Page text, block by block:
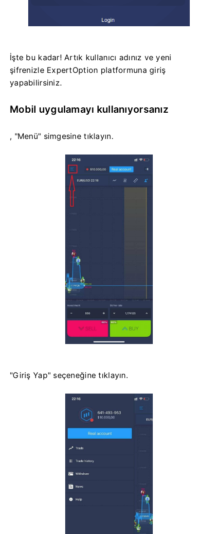
İşte bu kadar! Artık kullanıcı adınız ve yeni
şifrenizle ExpertOption platformuna giriş
yapabilirsiniz.
Mobil uygulamayı kullanıyorsanız
, "Menü" simgesine tıklayın.
"Giriş Yap" seçeneğine tıklayın.